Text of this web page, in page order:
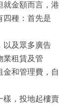
就金額而言，港
四種：首先是
以及眾多廣告
業租賃及管
金和管理費，自
樣，投地起樓賣